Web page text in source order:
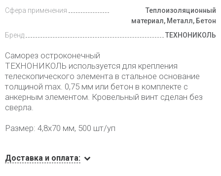
Сфера применения
Теплоизоляционный
материал, Металл, Бетон
Бренд
ТЕХНОНИКОЛЬ
Саморез остроконечный
ТЕХНОНИКОЛЬ используется для крепления
телескопического элемента в стальное основание
толщиной max. 0,75 мм или бетон в комплекте с
анкерным элементом. Кровельный винт сделан без
сверла.
Размер: 4,8х70 мм, 500 шт/уп
Доставка и оплата: